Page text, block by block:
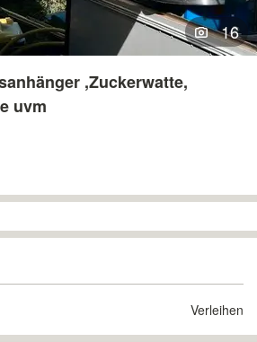
16
,Zuckerwatte,
uvm
Verleihen